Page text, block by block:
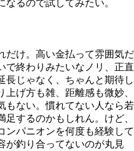
るので試してみたい。
だけ。高い金払って雰囲気だ
で終わりみたいなノリ、正直
長じゃなく、ちゃんと期待し
げ方も雑、距離感も微妙、
もない。慣れてない人なら若
するのかもしれん。けど、
ンパニオンを何度も経験して
が釣り合ってないのが丸見